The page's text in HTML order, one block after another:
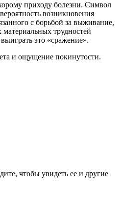
приходу болезни. Символ
возникновения
с борьбой за выживание,
трудностей
это «сражение».
и ощущение покинутости.
чтобы увидеть ее и другие